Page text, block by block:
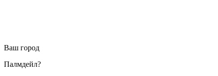
Ваш город
Палмдейл?